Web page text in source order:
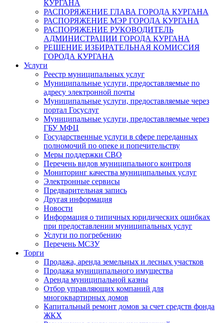
КУРГАНА
РАСПОРЯЖЕНИЕ ГЛАВА ГОРОДА КУРГАНА
РАСПОРЯЖЕНИЕ МЭР ГОРОДА КУРГАНА
РАСПОРЯЖЕНИЕ РУКОВОДИТЕЛЬ
АДМИНИСТРАЦИИ ГОРОДА КУРГАНА
РЕШЕНИЕ ИЗБИРАТЕЛЬНАЯ КОМИССИЯ
ГОРОДА КУРГАНА
Услуги
Реестр муниципальных услуг
Муниципальные услуги, предоставляемые по
адресу электронной почты
Муниципальные услуги, предоставляемые через
портал Госуслуг
Муниципальные услуги, предоставляемые через
ГБУ МФЦ
Государственные услуги в сфере переданных
полномочий по опеке и попечительству
Меры поддержки СВО
Перечень видов муниципального контроля
Мониторинг качества муниципальных услуг
Электронные сервисы
Предварительная запись
Другая информация
Новости
Информация о типичных юридических ошибках
при предоставлении муниципальных услуг
Услуги по погребению
Перечень МСЗУ
Торги
Продажа, аренда земельных и лесных участков
Продажа муниципального имущества
Аренда муниципальной казны
Отбор управляющих компаний для
многоквартирных домов
Капитальный ремонт домов за счет средств фонда
ЖКХ